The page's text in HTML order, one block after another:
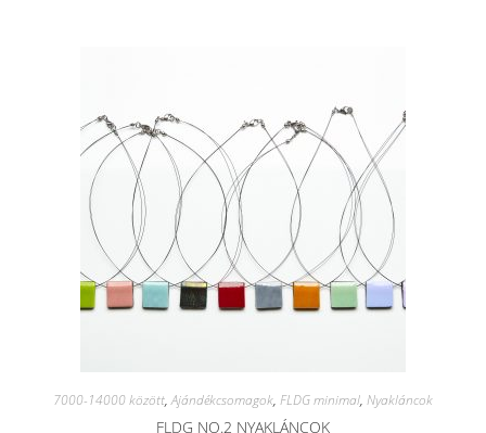
7000-14000 között,Ajándékcsomagok, FLDG minimal, Nyakláncok
FLDG NO.2 NYAKLÁNCOK